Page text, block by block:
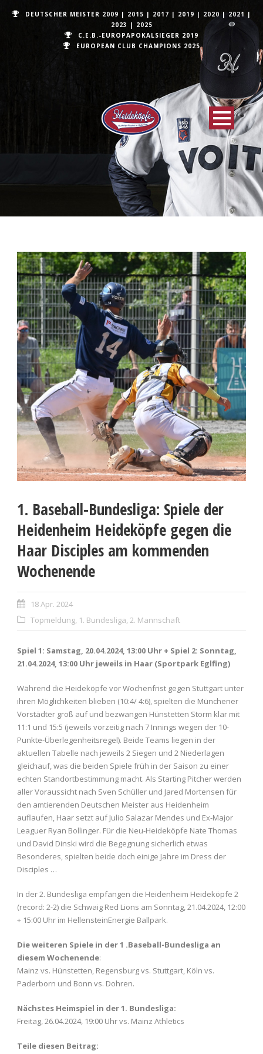
DEUTSCHER MEISTER 2009 | 2015 | 2017 | 2019 | 2020 | 2021 |
2023 | 2025
C.E.B.-EUROPAPOKALSIEGER 2019
EUROPEAN CLUB CHAMPIONS 2025
1. Baseball-Bundesliga: Spiele der
Heidenheim Heideköpfe gegen die
Haar Disciples am kommenden
Wochenende
18 Apr. 2024
Topmeldung, 1. Bundesliga, 2. Mannschaft
Spiel 1: Samstag, 20.04.2024, 13:00 Uhr + Spiel 2: Sonntag,
21.04.2024, 13:00 Uhr jeweils in Haar (Sportpark Eglfing)
Während die Heideköpfe vor Wochenfrist gegen Stuttgart unter
ihren Möglichkeiten blieben (10:4/ 4:6), spielten die Münchener
Vorstädter groß auf und bezwangen Hünstetten Storm klar mit
11:1 und 15:5 (jeweils vorzeitig nach 7 Innings wegen der 10-
Punkte-Überlegenheitsregel). Beide Teams liegen in der
aktuellen Tabelle nach jeweils 2 Siegen und 2 Niederlagen
gleichauf, was die beiden Spiele früh in der Saison zu einer
echten Standortbestimmung macht. Als Starting Pitcher werden
aller Voraussicht nach Sven Schüller und Jared Mortensen für
den amtierenden Deutschen Meister aus Heidenheim
auflaufen, Haar setzt auf Julio Salazar Mendes und Ex-Major
Leaguer Ryan Bollinger. Für die Neu-Heideköpfe Nate Thomas
und David Dinski wird die Begegnung sicherlich etwas
Besonderes, spielten beide doch einige Jahre im Dress der
Disciples …
In der 2. Bundesliga empfangen die Heidenheim Heideköpfe 2
(record: 2-2) die Schwaig Red Lions am Sonntag, 21.04.2024, 12:00
+ 15:00 Uhr im HellensteinEnergie Ballpark.
Die weiteren Spiele in der 1 .Baseball-Bundesliga an
diesem Wochenende:
Mainz vs. Hünstetten, Regensburg vs. Stuttgart, Köln vs.
Paderborn und Bonn vs. Dohren.
Nächstes Heimspiel in der 1. Bundesliga:
Freitag, 26.04.2024, 19:00 Uhr vs. Mainz Athletics
Teile diesen Beitrag: